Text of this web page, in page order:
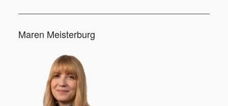
Maren Meisterburg